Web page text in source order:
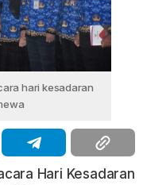
hari kesadaran
Hari Kesadaran